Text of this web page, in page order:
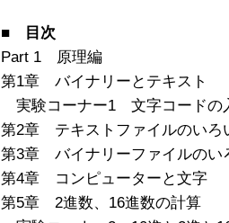
■ 目次
Part 1 原理編
第1章 バイナリーとテキスト
実験コーナー1 文字コードの
第2章 テキストファイルのいろ
第3章 バイナリーファイルのい
第4章 コンピューターと文字
第5章 2進数、16進数の計算